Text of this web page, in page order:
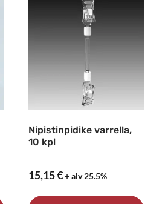
Nipistinpidike varrella,
10 kpl
15,15€+ alv 25.5%